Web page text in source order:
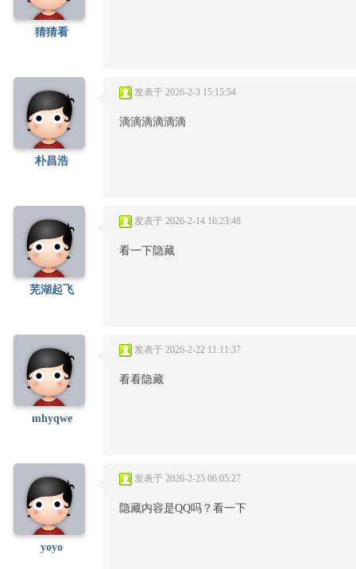
猜猜看
朴昌浩
发表于 2026-2-3 15:15:54
滴滴滴滴滴滴
芜湖起飞
发表于 2026-2-14 16:23:48
看一下隐藏
mhyqwe
发表于 2026-2-22 11:11:37
看看隐藏
yoyo
发表于 2026-2-25 06:05:27
隐藏内容是QQ吗？看一下